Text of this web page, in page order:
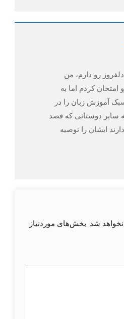
رو دارم، من
کردم اما به
آموزش زبان را در
سایر دوستانی که قصد
ایشان را توصیه
شد. بخش‌های موردنیاز